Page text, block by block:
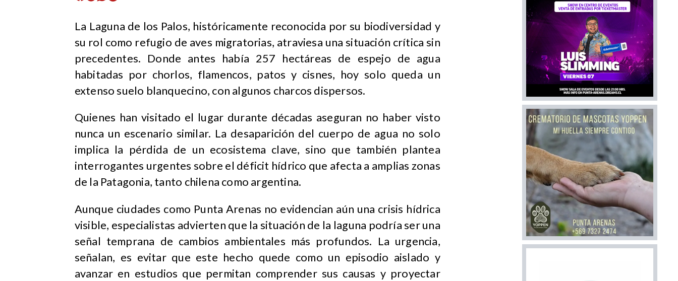
La Laguna de los Palos, históricamente reconocida por su biodiversidad y
su rol como refugio de aves migratorias, atraviesa una situación crítica sin
precedentes. Donde antes había 257 hectáreas de espejo de agua
habitadas por chorlos, flamencos, patos y cisnes, hoy solo queda un
extenso suelo blanquecino, con algunos charcos dispersos.
Quienes han visitado el lugar durante décadas aseguran no haber visto
nunca un escenario similar. La desaparición del cuerpo de agua no solo
implica la pérdida de un ecosistema clave, sino que también plantea
interrogantes urgentes sobre el déficit hídrico que afecta a amplias zonas
de la Patagonia, tanto chilena como argentina.
Aunque ciudades como Punta Arenas no evidencian aún una crisis hídrica
visible, especialistas advierten que la situación de la laguna podría ser una
señal temprana de cambios ambientales más profundos. La urgencia,
señalan, es evitar que este hecho quede como un episodio aislado y
avanzar en estudios que permitan comprender sus causas y proyectar